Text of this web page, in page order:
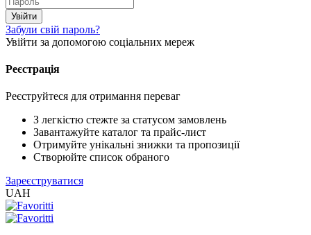
Забули свій пароль?
Увійти за допомогою соціальних мереж
Реєстрація
Реєструйтеся для отримання переваг
З легкістю стежте за статусом замовлень
Завантажуйте каталог та прайс-лист
Отримуйте унікальні знижки та пропозиції
Створюйте список обраного
Зареєструватися
UAH
Скачать
CSV
(Опт)
XLS
EXCEL
(Розн.)
XLS
EXCEL
2005
(Опт)